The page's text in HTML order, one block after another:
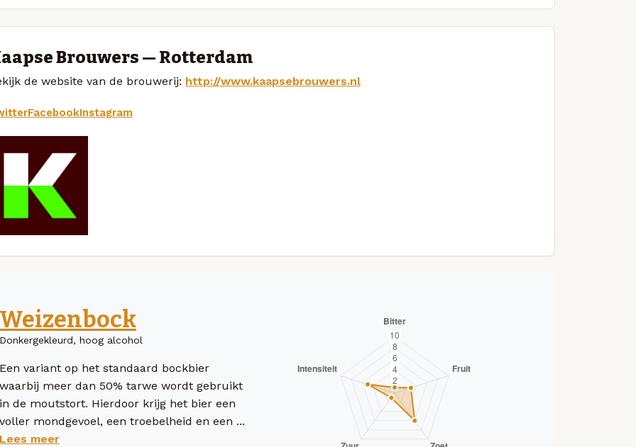
Brouwers — Rotterdam
de website van de brouwerij: http://www.kaapsebrouwers.nl
FacebookInstagram
Weizenbock
Donkergekleurd, hoog alcohol
Een variant op het standaard bockbier
waarbij meer dan 50% tarwe wordt gebruikt
in de moutstort. Hierdoor krijg het bier een
voller mondgevoel, een troebelheid en een ...
Lees meer